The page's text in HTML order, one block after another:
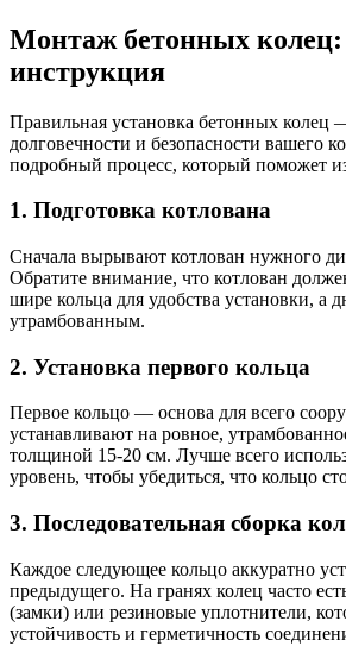
Монтаж бетонных колец:
инструкция
Правильная установка бетонных колец
долговечности и безопасности вашего
подробный процесс, который поможет
1. Подготовка котлована
Сначала вырывают котлован нужного
Обратите внимание, что котлован
шире кольца для удобства установки,
утрамбованным.
2. Установка первого кольца
Первое кольцо — основа для всего
устанавливают на ровное,
толщиной 15-20 см. Лучше всего
уровень, чтобы убедиться, что кольцо
3. Последовательная сборка
Каждое следующее кольцо аккуратно
предыдущего. На гранях колец часто
(замки) или резиновые уплотнители,
устойчивость и герметичность